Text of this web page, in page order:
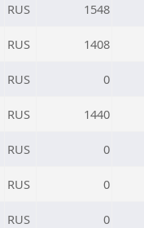
RUS 1548
RUS 1408
RUS 0
RUS 1440
RUS 0
RUS 0
RUS 0